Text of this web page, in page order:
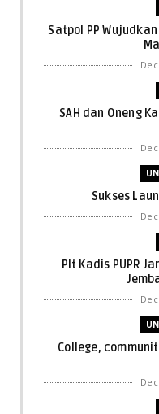
Satpol PP
SAH dan Oneng
Sukses
Plt Kadis PUPR
College,